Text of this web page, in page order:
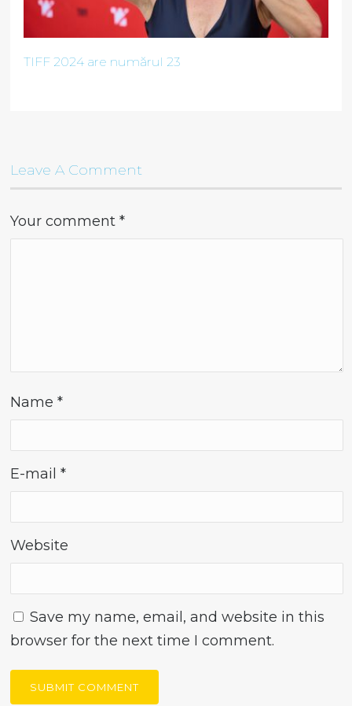
TIFF 2024 are numărul 23
Leave A Comment
Your comment*
Name*
E-mail*
Website
Save my name, email, and website in this
browser for the next time I comment.